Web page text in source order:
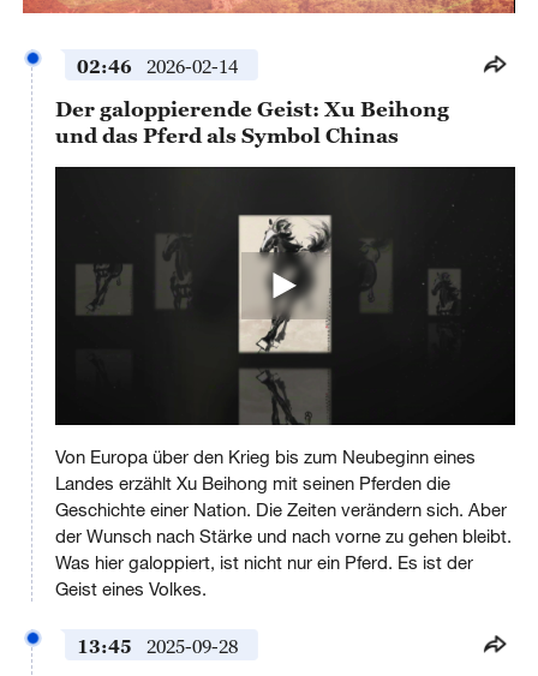
02:46 2026-02-14
Der galoppierende Geist: Xu Beihong
und das Pferd als Symbol Chinas
Von Europa über den Krieg bis zum Neubeginn eines
Landes erzählt Xu Beihong mit seinen Pferden die
Geschichte einer Nation. Die Zeiten verändern sich. Aber
der Wunsch nach Stärke und nach vorne zu gehen bleibt.
Was hier galoppiert, ist nicht nur ein Pferd. Es ist der
Geist eines Volkes.
13:45 2025-09-28